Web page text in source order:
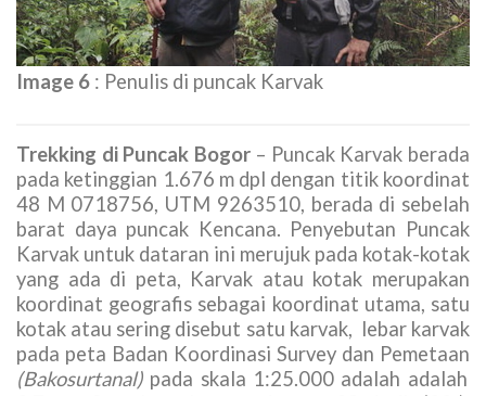
Image 6: Penulis di puncak Karvak
Trekking di Puncak Bogor – Puncak Karvak berada